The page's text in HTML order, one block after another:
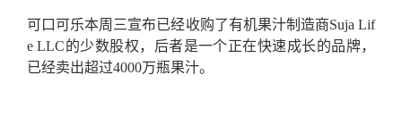
可口可乐本周三宣布已经收购了有机果汁制造商Suja Lif
e LLC的少数股权，后者是一个正在快速成长的品牌，
已经卖出超过4000万瓶果汁。